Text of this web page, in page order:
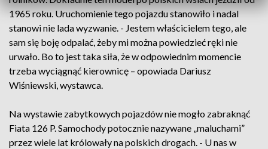
1965 roku. Uruchomienie tego pojazdu stanowiło i nadal
stanowi nie lada wyzwanie. - Jestem właścicielem tego, ale
sam się boję odpalać, żeby mi można powiedzieć ręki nie
urwało. Bo to jest taka siła, że w odpowiednim momencie
trzeba wyciągnąć kierownicę – opowiada Dariusz
Wiśniewski, wystawca.
Na wystawie zabytkowych pojazdów nie mogło zabraknąć
Fiata 126 P. Samochody potocznie nazywane „maluchami”
przez wiele lat królowały na polskich drogach. - U nas w